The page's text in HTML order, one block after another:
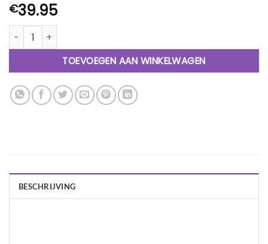
€39.95
Water Wand Filterpatroonreiniger aantal
TOEVOEGEN AAN WINKELWAGEN
BESCHRIJVING